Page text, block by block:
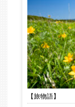
【旅物語】